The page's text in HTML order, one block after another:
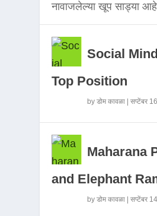
नावाजलेल्या खूप साड्या
Social
Top Position
byडोम कावळा |सप्टेंबर
Maharana
and Elephant
byडोम कावळा |सप्टेंबर